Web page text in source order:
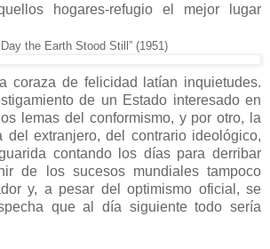
hogares-refugio el mejor lugar
Day the Earth Stood Still” (1951)
coraza de felicidad latían inquietudes.
de un Estado interesado en
lemas del conformismo, y por otro, la
del extranjero, del contrario ideológico,
contando los días para derribar
de los sucesos mundiales tampoco
y, a pesar del optimismo oficial, se
que al día siguiente todo sería